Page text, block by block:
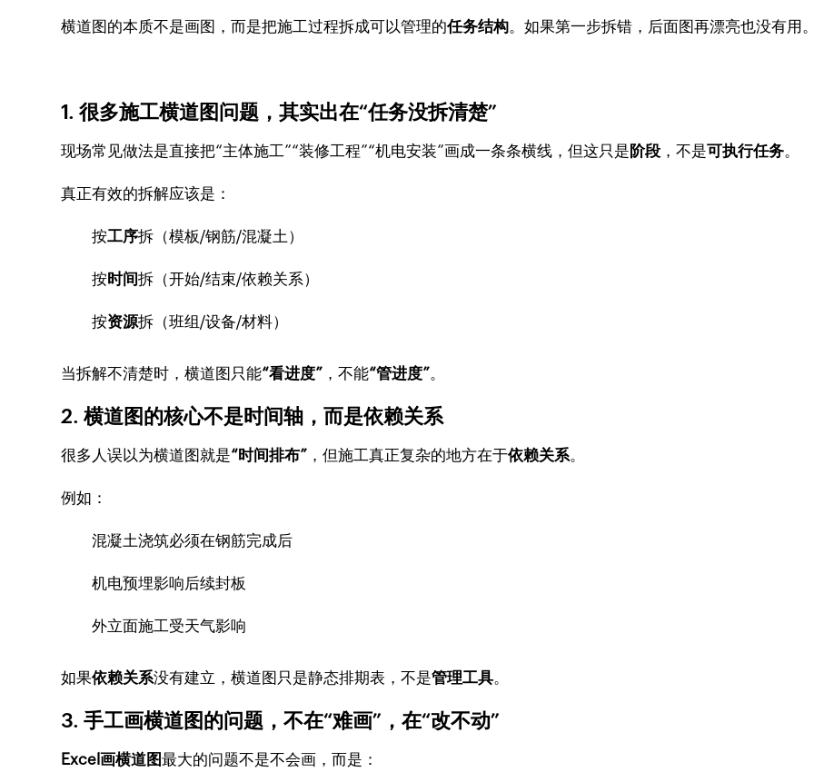
横道图的本质不是画图，而是把施工过程拆成可以管理的任务结构。如果第一步拆错，后面图再漂亮也没有用
1. 很多施工横道图问题，其实出在“任务没拆清楚”
现场常见做法是直接把“主体施工”“装修工程”“机电安装”画成一条条横线，但这只是 阶段 ，不是可执行任务。
真正有效的拆解应该是：
按工序拆（模板/钢筋/混凝土）
按时间拆（开始/结束/依赖关系）
按资源拆（班组/设备/材料）
当拆解不清楚时，横道图只能“看进度” ，不能“管进度”。
2. 横道图的核心不是时间轴，而是依赖关系
很多人误以为横道图就是“时间排布” ，但施工真正复杂的地方在于依赖关系。
例如：
混凝土浇筑必须在钢筋完成后
机电预埋影响后续封板
外立面施工受天气影响
如果依赖关系没有建立，横道图只是静态排期表，不是管理工具。
3. 手工画横道图的问题，不在“难画”，在“改不动”
Excel画横道图最大的问题不是不会画，而是：